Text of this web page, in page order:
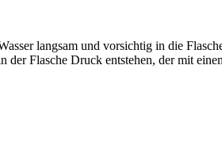
langsam und vorsichtig in die
Flasche Druck entstehen, der mit